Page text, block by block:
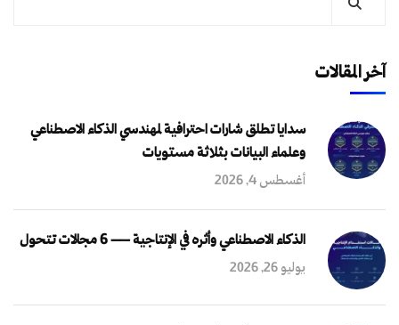
آخر المقالات
سدايا تطلق شارات احترافية لمهندسي الذكاء الاصطناعي
وعلماء البيانات بثلاثة مستويات
أغسطس 4, 2026
الذكاء الاصطناعي وأثره في الإنتاجية — 6 مجالات تتحول
يوليو 26, 2026